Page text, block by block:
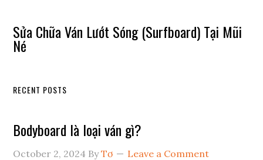
Sửa Chữa Ván Lướt Sóng (Surfboard) Tại Mũi
Né
RECENT POSTS
Bodyboard là loại ván gì?
October 2, 2024 ByTơ Leave a Comment